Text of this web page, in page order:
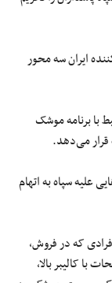
ایران سه محور
با برنامه موشک
قرار می‌دهد.
علیه سپاه به اتهام
که در فروش،
با کالیبر بالا،